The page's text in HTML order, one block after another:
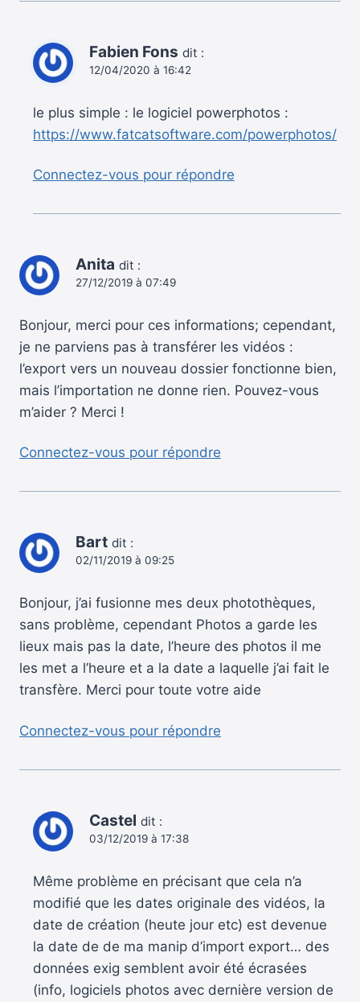
Fabien Fons dit :
12/04/2020 à 16:42
le plus simple : le logiciel powerphotos :
https://www.fatcatsoftware.com/powerphotos/
Connectez-vous pour répondre
Anita dit :
27/12/2019 à 07:49
Bonjour, merci pour ces informations; cependant,
je ne parviens pas à transférer les vidéos :
l’export vers un nouveau dossier fonctionne bien,
mais l’importation ne donne rien. Pouvez-vous
m’aider ? Merci !
Connectez-vous pour répondre
Bart dit :
02/11/2019 à 09:25
Bonjour, j’ai fusionne mes deux photothèques,
sans problème, cependant Photos a garde les
lieux mais pas la date, l’heure des photos il me
les met a l’heure et a la date a laquelle j’ai fait le
transfère. Merci pour toute votre aide
Connectez-vous pour répondre
Castel dit :
03/12/2019 à 17:38
Même problème en précisant que cela n’a
modifié que les dates originale des vidéos, la
date de création (heute jour etc) est devenue
la date de de ma manip d’import export… des
données exig semblent avoir été écrasées
(info, logiciels photos avec dernière version de